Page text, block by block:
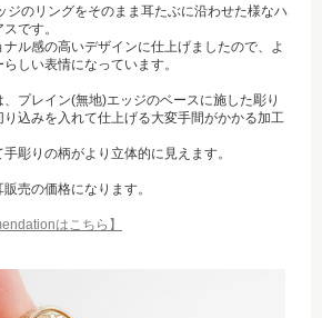
ジのリングをそのまま耳たぶに沿わせた様なハ
です。
ル感の高いデザインに仕上げましたので、よ
しい表情になっています。
プレイン(無地)エッジのベースに施した彫り
込みを入れて仕上げる大変手間がかかる加工
彫りの柄がより立体的に見えます。
売の価格になります。
はこちら】